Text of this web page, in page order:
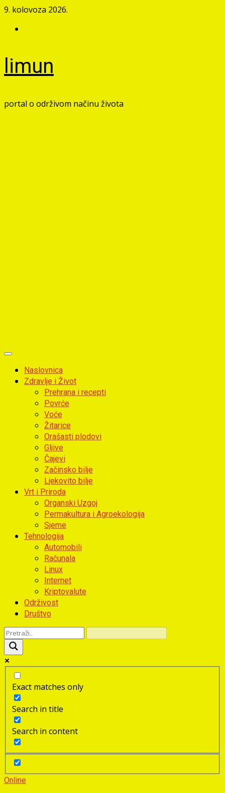
Skip
content
9. kolovoza 2026.
limun
portal o održivom načinu života
Primary
MenuNaslovnica
Zdravlje i Život
Prehrana i recepti
Povrće
Voće
Žitarice
Orašasti plodovi
Gljive
Čajevi
Začinsko bilje
Ljekovito bilje
Vrt i Priroda
Organski Uzgoj
Permakultura i Agroekologija
Sjeme
Tehnologija
Automobili
Računala
Linux
Internet
Kriptovalute
Održivost
Društvo
Exact matches only
Search in title
Search in content
Online